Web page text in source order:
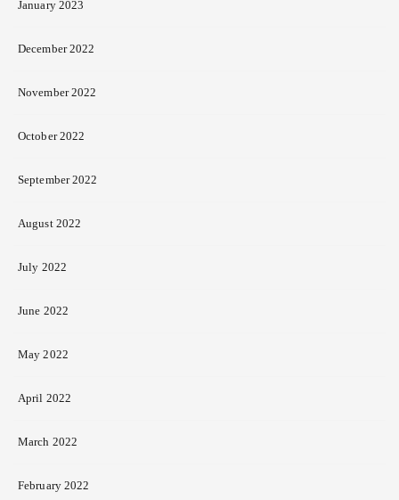
January 2023
December 2022
November 2022
October 2022
September 2022
August 2022
July 2022
June 2022
May 2022
April 2022
March 2022
February 2022